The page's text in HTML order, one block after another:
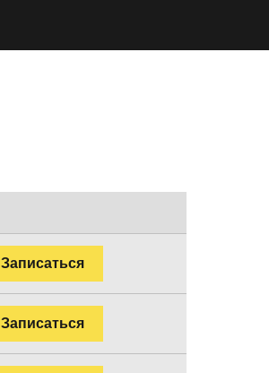
Записаться
Записаться